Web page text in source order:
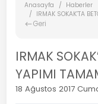
Anasayfa
Haberler
IRMAK SOKAK’TA
Geri
IRMAK
YAPIMI
18 Ağustos 2017